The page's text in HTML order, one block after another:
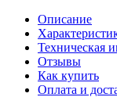
Описание
Техническая
Отзывы
Как купить
Оплата и